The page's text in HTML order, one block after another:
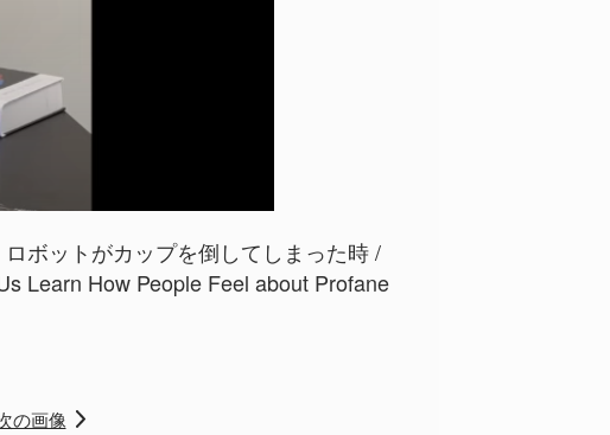
ロボットがカップを倒してしまった時 /
Learn How People Feel about Profane
の画像